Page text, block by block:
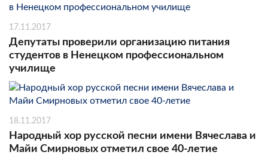
17.11.2017
Депутаты проверили организацию питания
студентов в Ненецком профессиональном
училище
18.11.2017
Народный хор русской песни имени Вячеслава и
Майи Смирновых отметил свое 40-летие